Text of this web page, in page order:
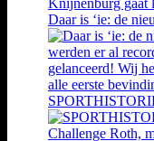
Daar is ‘ie: de